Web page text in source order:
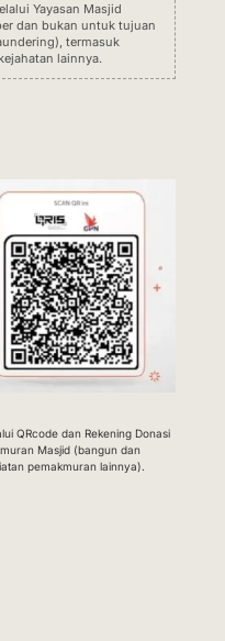
Yayasan Masjid
dan bukan untuk tujuan
termasuk
lainnya.
QRcode dan Rekening Donasi
Masjid (bangun dan
pemakmuran lainnya).